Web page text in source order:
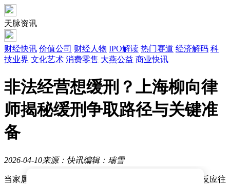
天脉资讯
财经快讯 价值公司 财经人物 IPO解读 热门赛道 经济解码 科
技业界 文化艺术 消费零售 大燕公益 商业快讯
非法经营想缓刑？上海柳向律
师揭秘缓刑争取路径与关键准
备
2026-04-10来源：快讯编辑：瑞雪
当家属突然得知亲人因涉嫌非法经营罪被羁押时，第一反应往